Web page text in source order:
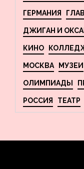
ГЕРМАНИЯ
ДЖИГАН И
КИНО
МОСКВА МУЗЕИ
ОЛИМПИАДЫ
РОССИЯ ТЕАТР